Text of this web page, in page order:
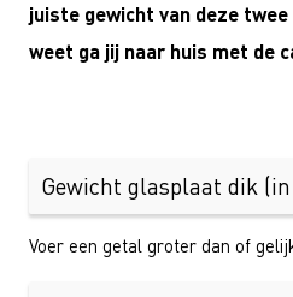
juiste gewicht van deze
weet ga jij naar huis met de
Voer een getal groter dan of